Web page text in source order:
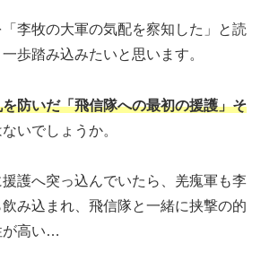
李牧の大軍の気配を察知した」と読
歩踏み込みたいと思います。
防いだ「飛信隊への最初の援護」そ
いでしょうか。
護へ突っ込んでいたら、羌瘣軍も李
み込まれ、飛信隊と一緒に挟撃の的
が高い…